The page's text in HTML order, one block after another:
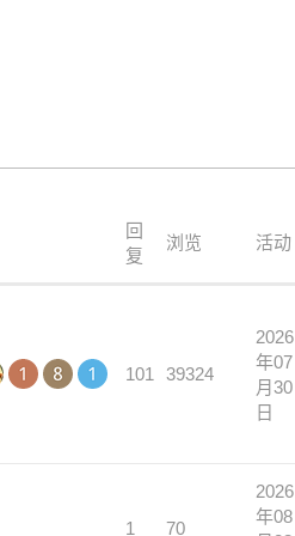
回
复
浏览 活动
101 39324
2026
年07
月30
日
1 70
2026
年08